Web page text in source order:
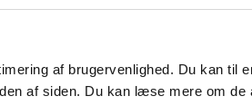
af brugervenlighed. Du kan til
af siden. Du kan læse mere om de